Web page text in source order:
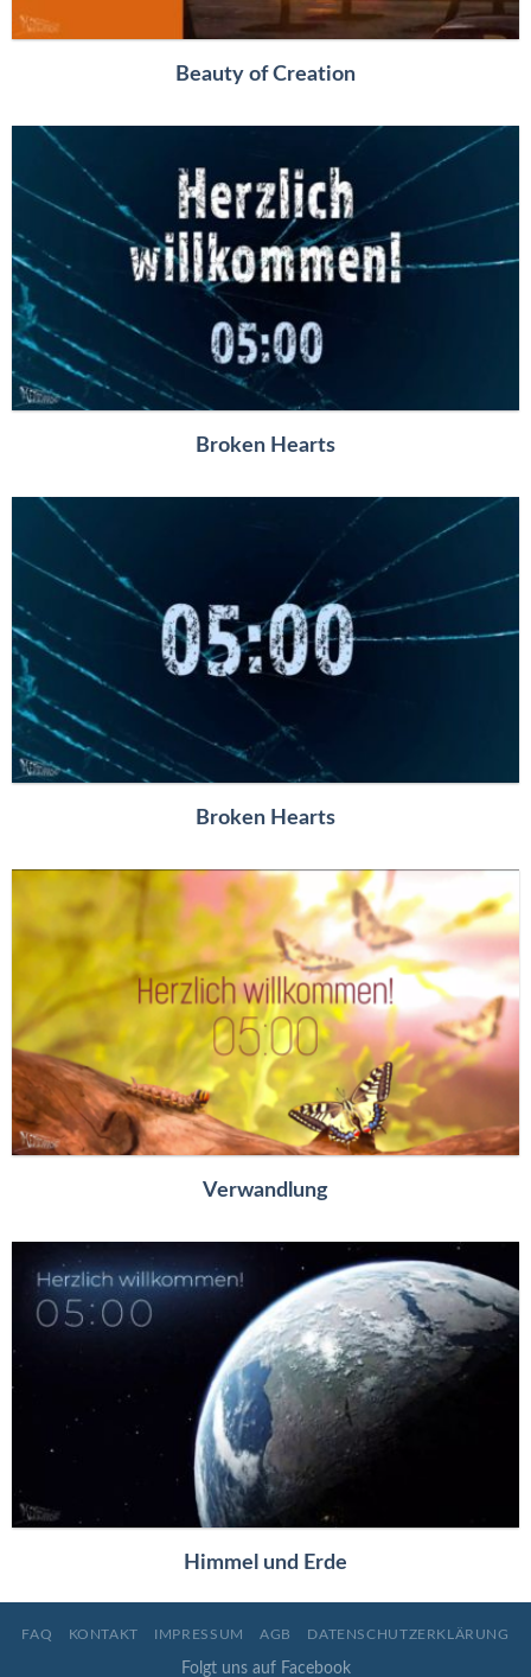
Beauty of Creation
Broken Hearts
Broken Hearts
Verwandlung
Himmel und Erde
FAQ KONTAKT IMPRESSUM AGB DATENSCHUTZERKLÄRUNG
Folgt uns auf Facebook